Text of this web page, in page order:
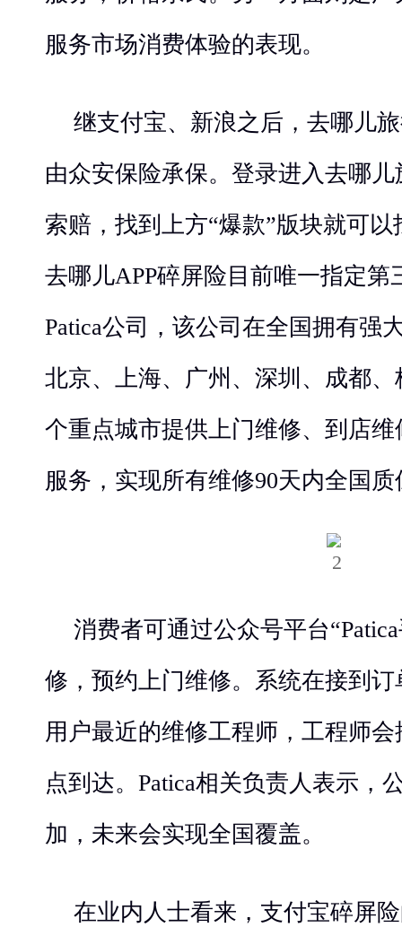
服务市场消费体验的表现。
继支付宝、新浪之后，去哪儿
由众安保险承保。登录进入去哪儿
索赔，找到上方“爆款”版块就可
去哪儿APP碎屏险目前唯一指定
Patica公司，该公司在全国拥有强
北京、上海、广州、深圳、成都
个重点城市提供上门维修、到店
服务，实现所有维修90天内全国质
消费者可通过公众号平台
修，预约上门维修。系统在接到
用户最近的维修工程师，工程师
点到达。Patica相关负责人表示，
加，未来会实现全国覆盖。
在业内人士看来，支付宝碎屏